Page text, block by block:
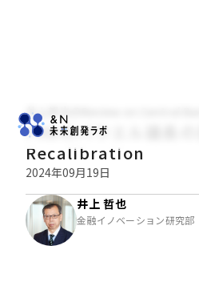
井上哲也のReview on Central
FRBのパウエル議長
Recalibration
2024年09月19日
井上 哲也
金融イノベーション研究部